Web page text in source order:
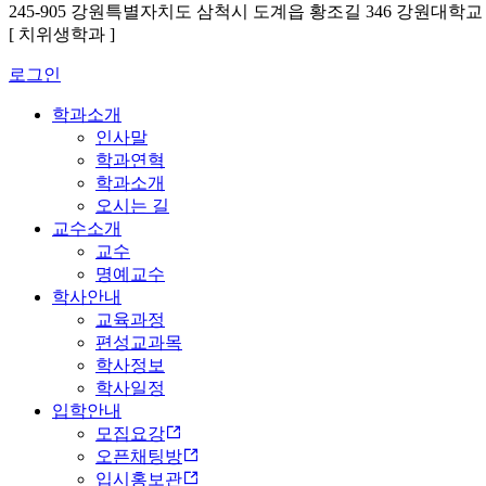
245-905 강원특별자치도 삼척시 도계읍 황조길 346 강원대학
[ 치위생학과 ]
로그인
학과소개
인사말
학과연혁
학과소개
오시는 길
교수소개
교수
명예교수
학사안내
교육과정
편성교과목
학사정보
학사일정
입학안내
모집요강
오픈채팅방
입시홍보관